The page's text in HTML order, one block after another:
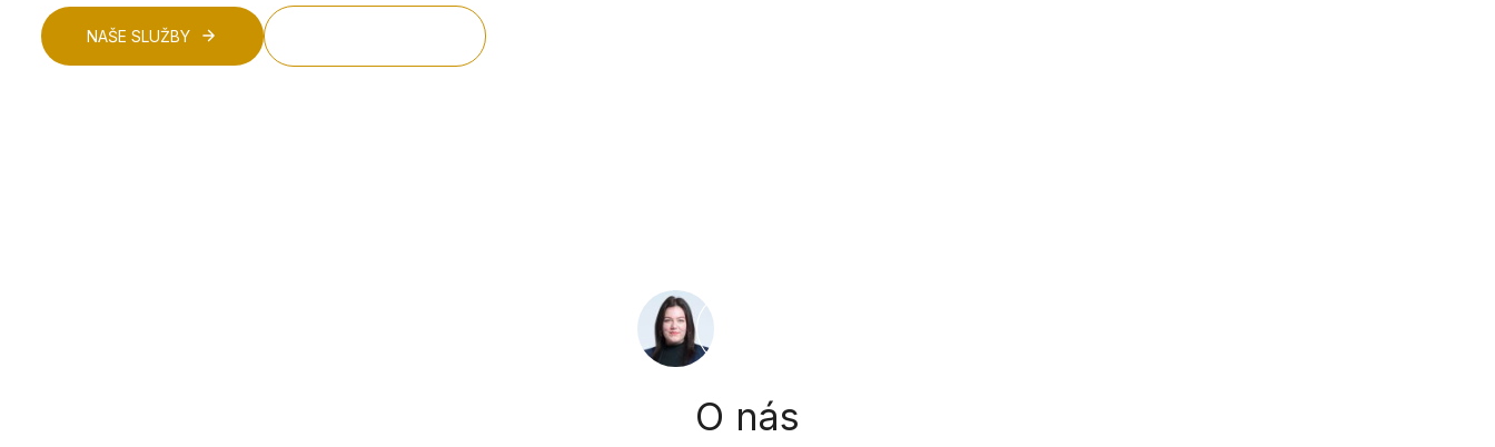
NAŠE SLUŽBY
O nás